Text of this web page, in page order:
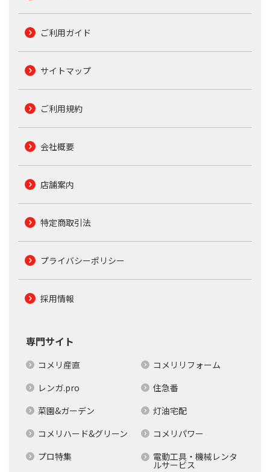
ご利用ガイド
サイトマップ
ご利用規約
会社概要
店舗案内
特定商取引法
プライバシーポリシー
採用情報
専門サイト
コメリ産直
コメリリフォーム
レンガ.pro
住急番
菜園&ガーデン
灯油宅配
コメリハード&グリーン
コメリパワー
プロ特集
電動工具・機械レンタ
ルサービス